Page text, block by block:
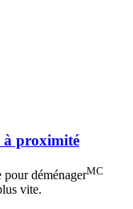
à proximité
déménagerMC
vite.